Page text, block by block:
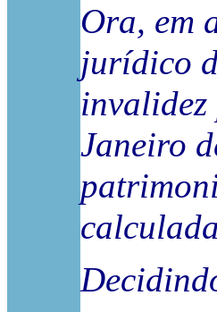
Ora, em
jurídico
invalidez
Janeiro